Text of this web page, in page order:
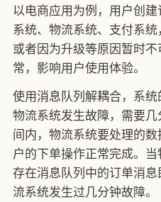
以电商应用为例，用户创
系统、物流系统、支付系
或者因为升级等原因暂时
常，影响用户使用体验。
使用消息队列解耦合，系
物流系统发生故障，需要
间内，物流系统要处理的
户的下单操作正常完成。
存在消息队列中的订单消
流系统发生过几分钟故障。